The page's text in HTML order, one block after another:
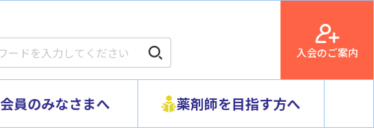
入会のご案内
会員のみなさまへ 薬剤師を目指す方へ